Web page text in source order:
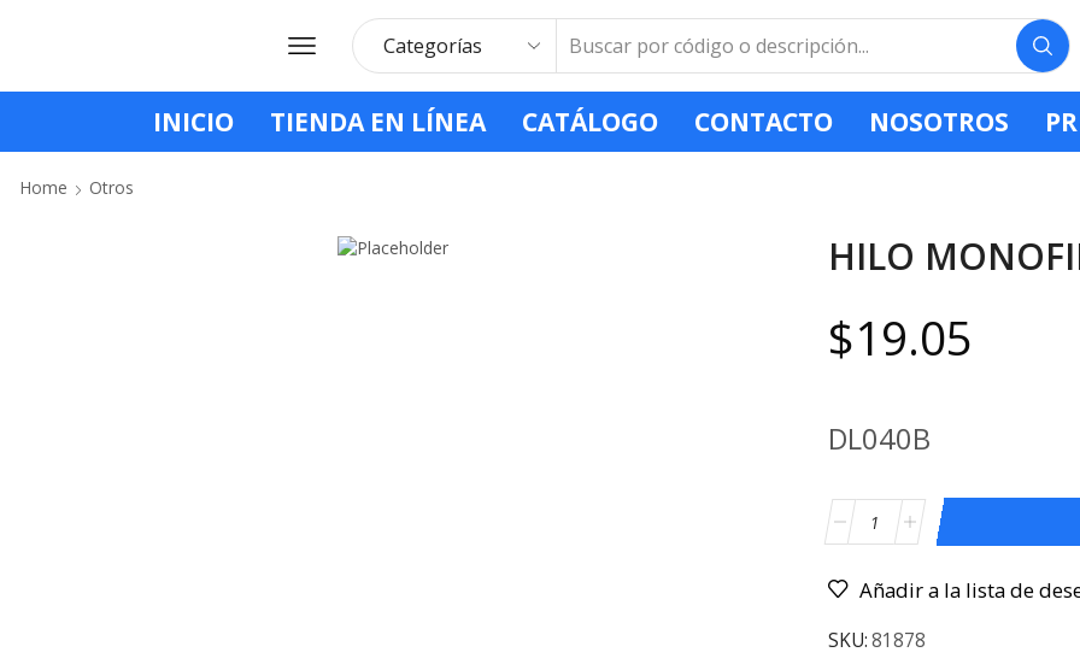
INICIO TIENDA EN LÍNEA CATÁLOGO CONTACTO NOSOTROS
Home Otros
HILO
$19.05
DL040B
Añadir a la lista de
SKU:81878